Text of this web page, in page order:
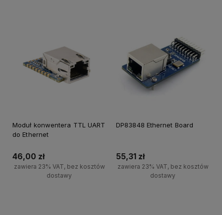
Moduł konwentera TTL UART
do Ethernet
46,00 zł
zawiera 23% VAT, bez kosztów
dostawy
DP83848 Ethernet Board
55,31 zł
zawiera 23% VAT, bez kosztów
dostawy